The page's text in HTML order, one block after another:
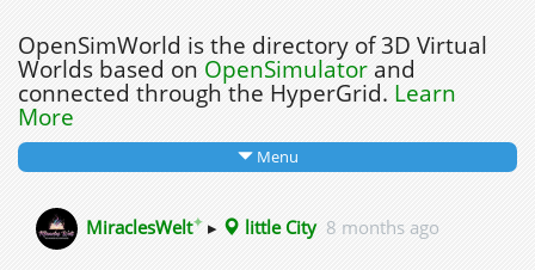
OpenSimWorld is the directory of 3D Virtual
Worlds based on OpenSimulatorand
connected through the HyperGrid. Learn
More
Menu
MiraclesWelt✦ ▸ little City 8 months ago